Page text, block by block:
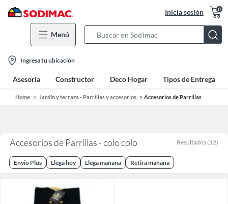
Inicia sesión 0
Menú
Bar
location-
icon
Ingresa tu ubicación
Asesoría Constructor Deco Hogar Tipos de Entrega
Home Jardín y terraza - Parrillas y accesorios Accesorios de Parrillas
Accesorios de Parrillas - colo colo Resultados (12)
Envio Plus Llega hoy Llega mañana Retira mañana